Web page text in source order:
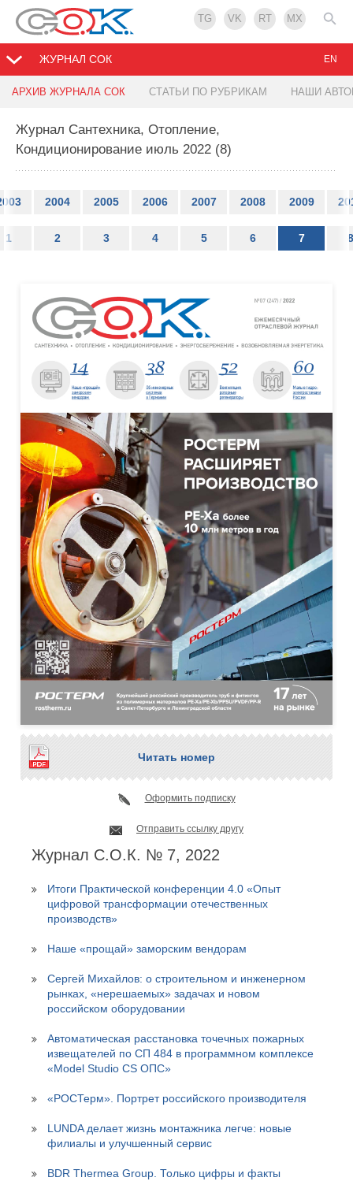
TG VK RT MX
ЖУРНАЛ СОК
АРХИВ ЖУРНАЛА СОК СТАТЬИ ПО РУБРИКАМ НАШИ
EN
Журнал Сантехника, Отопление,
Кондиционирование июль 2022 (8)
2004 2005 2006 2007 2008 2009
1 2 3 4 5 6 7 8
Читать номер
Оформить подписку
Отправить ссылку другу
Журнал С.О.К. № 7, 2022
Итоги Практической конференции 4.0 «Опыт
цифровой трансформации отечественных
производств»
Наше «прощай» заморским вендорам
Сергей Михайлов: о строительном и инженерном
рынках, «нерешаемых» задачах и новом
российском оборудовании
Автоматическая расстановка точечных пожарных
извещателей по СП 484 в программном комплексе
«Model Studio CS ОПС»
«РОСТерм». Портрет российского производителя
LUNDA делает жизнь монтажника легче: новые
филиалы и улучшенный сервис
BDR Thermea Group. Только цифры и факты